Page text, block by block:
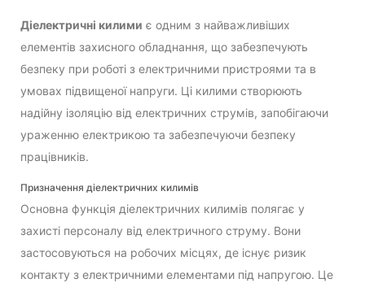
Діелектричні килими є одним з найважливіших
елементів захисного обладнання, що забезпечують
безпеку при роботі з електричними пристроями та в
умовах підвищеної напруги. Ці килими створюють
надійну ізоляцію від електричних струмів, запобігаючи
ураженню електрикою та забезпечуючи безпеку
працівників.
Призначення діелектричних килимів
Основна функція діелектричних килимів полягає у
захисті персоналу від електричного струму. Вони
застосовуються на робочих місцях, де існує ризик
контакту з електричними елементами під напругою. Це